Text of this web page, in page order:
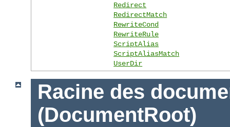
Redirect
RedirectMatch
RewriteCond
RewriteRule
ScriptAlias
ScriptAliasMatch
UserDir
Racine des
(DocumentRoot)